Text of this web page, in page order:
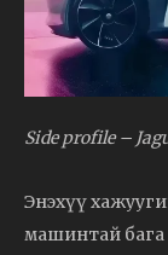
Side profile –
Энэхүү
машинтай бага